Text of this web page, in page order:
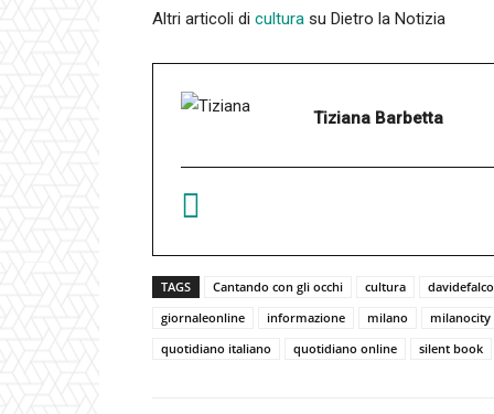
Altri articoli di cultura su Dietro la Notizia
Tiziana Barbetta
TAGS Cantando con gli occhi cultura davidefalco
giornaleonline
informazione milano milanocity
quotidiano italiano
quotidiano online silent book